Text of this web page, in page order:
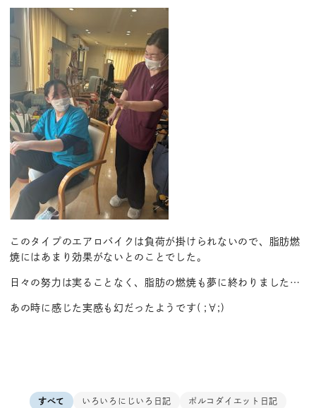
このタイプのエアロバイクは負荷が掛けられないので、脂肪燃
焼にはあまり効果がないとのことでした。
日々の努力は実ることなく、脂肪の燃焼も夢に終わりました…
あの時に感じた実感も幻だったようです( ;∀;)
すべて いろいろにじいろ日記 ポルコダイエット日記